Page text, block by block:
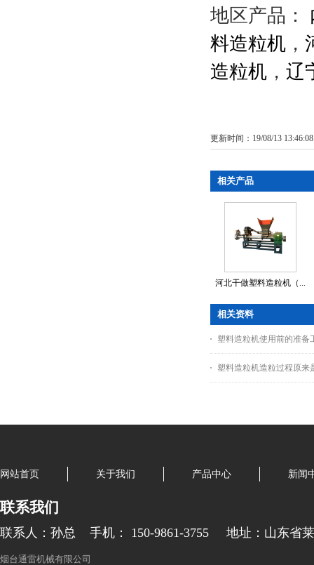
地区产品：
料造粒机 ，
造粒机 ， 辽
更新时间：19/08/13
相关产品
河北干做塑料造粒机（...
相关资料
塑料造粒机使用前的准备
塑料造粒机造粒过程原来
网站首页 关于我们 产品中心 新闻
联系我们
联系人：孙总 手机： 150-9861-3755 地址：山东省
烟台通雷机械有限公司